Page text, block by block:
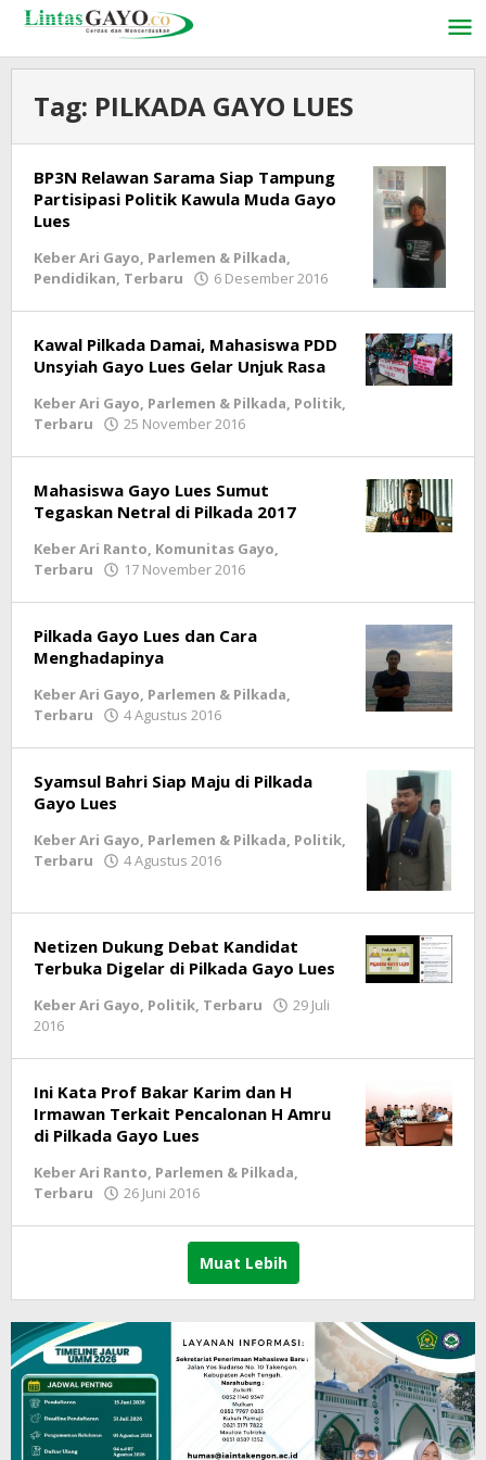
Lewati
konten
Tag: PILKADA GAYO LUES
BP3N Relawan Sarama Siap Tampung
Partisipasi Politik Kawula Muda Gayo
Lues
Keber Ari Gayo, Parlemen & Pilkada,
Pendidikan, Terbaru 6 Desember 2016
Kawal Pilkada Damai, Mahasiswa PDD
Unsyiah Gayo Lues Gelar Unjuk Rasa
Keber Ari Gayo, Parlemen & Pilkada, Politik,
Terbaru
25 November 2016
Mahasiswa Gayo Lues Sumut
Tegaskan Netral di Pilkada 2017
Keber Ari Ranto, Komunitas Gayo,
Terbaru
17 November 2016
Pilkada Gayo Lues dan Cara
Menghadapinya
Keber Ari Gayo, Parlemen & Pilkada,
Terbaru
4 Agustus 2016
Syamsul Bahri Siap Maju di Pilkada
Gayo Lues
Keber Ari Gayo, Parlemen & Pilkada, Politik,
Terbaru
4 Agustus 2016
Netizen Dukung Debat Kandidat
Terbuka Digelar di Pilkada Gayo Lues
Keber Ari Gayo, Politik, Terbaru
29 Juli
2016
Ini Kata Prof Bakar Karim dan H
Irmawan Terkait Pencalonan H Amru
di Pilkada Gayo Lues
Keber Ari Ranto, Parlemen & Pilkada,
Terbaru
26 Juni 2016
Muat Lebih